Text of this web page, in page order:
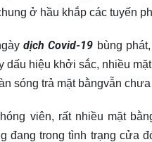
ở hầu khắp các tuyến
dịch Covid-19 bùng
dấu hiệu khởi sắc, nhiều
sóng trả mặt bằngvẫn
viên, rất nhiều mặt
đang trong tình trạng cửa